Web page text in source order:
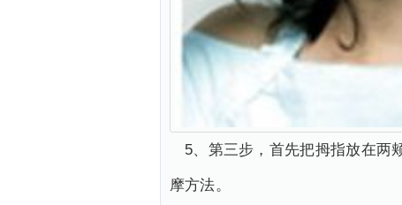
5、第三步，首先把拇指放在两
摩方法。